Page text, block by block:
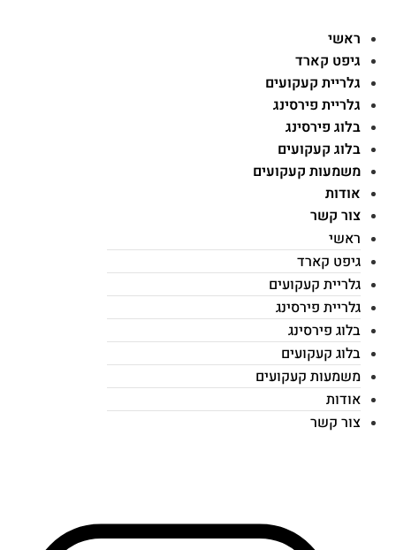
ראשי
גיפט קארד
גלריית קעקועים
גלריית פירסינג
בלוג פירסינג
בלוג קעקועים
משמעות קעקועים
אודות
צור קשר
ראשי
גיפט קארד
גלריית קעקועים
גלריית פירסינג
בלוג פירסינג
בלוג קעקועים
משמעות קעקועים
אודות
צור קשר